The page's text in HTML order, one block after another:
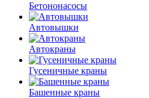
Бетононасосы
Автовышки
Автокраны
Гусеничные краны
Башенные краны